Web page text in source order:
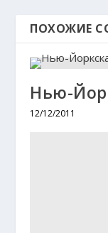
ПОХОЖИЕ
Нью-
12/12/2011